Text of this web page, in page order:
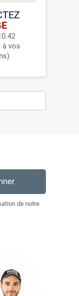
à vos
de notre